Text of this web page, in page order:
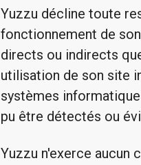
Yuzzu décline toute
fonctionnement de
directs ou indirects
utilisation de son site
systèmes
pu être détectés ou
Yuzzu n'exerce